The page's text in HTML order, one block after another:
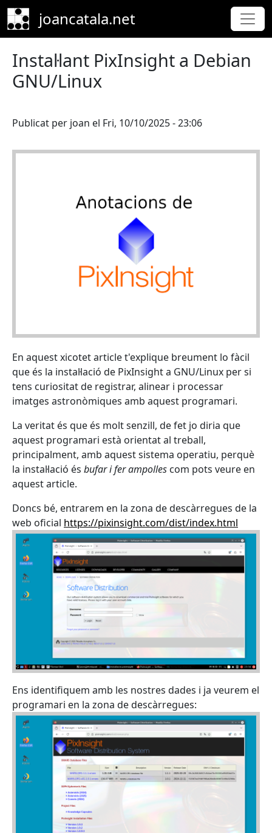
Skip to main content
joancatala.net
Instal·lant PixInsight a Debian
GNU/Linux
Publicat per joan el Fri, 10/10/2025 - 23:06
En aquest xicotet article t'explique breument lo fàcil
que és la instal·lació de PixInsight a GNU/Linux per si
tens curiositat de registrar, alinear i processar
imatges astronòmiques amb aquest programari.
La veritat és que és molt senzill, de fet jo diria que
aquest programari està orientat al treball,
principalment, amb aquest sistema operatiu, perquè
la instal·lació és bufar i fer ampolles com pots veure en
aquest article.
Doncs bé, entrarem en la zona de descàrregues de la
web oficial https://pixinsight.com/dist/index.html
Ens identifiquem amb les nostres dades i ja veurem el
programari en la zona de descàrregues: